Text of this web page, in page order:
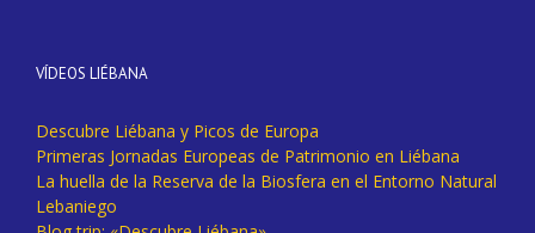
VÍDEOS LIÉBANA
Descubre Liébana y Picos de Europa
Primeras Jornadas Europeas de Patrimonio en Liébana
La huella de la Reserva de la Biosfera en el Entorno Natural
Lebaniego